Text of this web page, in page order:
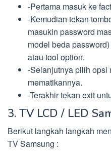
-Pertama masuk ke
-Kemudian tekan
masukin password
model beda
atau tool option.
-Selanjutnya pilih opsi
mematikannya.
-Terakhir tekan exit
3. TV LCD / LED
Berikut langkah langkah
TV Samsung :